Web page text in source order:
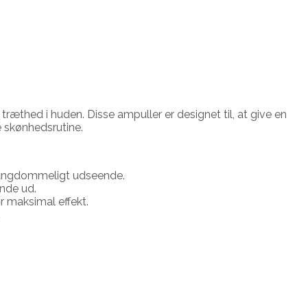
i huden. Disse ampuller er designet til, at give en
udseende.
ud.
maksimal effekt.